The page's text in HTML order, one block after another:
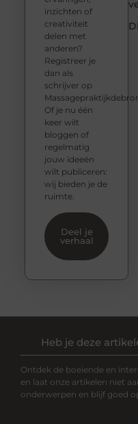
inzichten of
creativiteit
delen met
anderen?
Registreer je
dan als
schrijver op
Of je nu één
keer wilt
bloggen of
regelmatig
jouw ideeën
wilt publiceren:
wij bieden je de
ruimte.
Deel je
verhaal
Heb je deze
Ontdek de boeiende en
en laat onze artikelen niet
onderwerpen en blijf goed